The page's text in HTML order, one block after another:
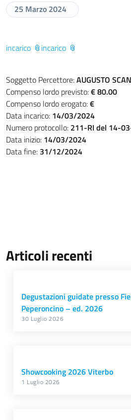
25 Marzo 2024
incarico incarico
Soggetto Percettore:AUGUSTO
Compenso lordo previsto:€ 80.00
Compenso lordo erogato:€
Data incarico: 14/03/2024
Numero protocollo: 211-RI del 14-
Data inizio: 14/03/2024
Data fine: 31/12/2024
Articoli recenti
Degustazioni guidate presso
Peperoncino – ed. 2026
30 Luglio 2026
Showcooking 2026 Viterbo
1 Luglio 2026